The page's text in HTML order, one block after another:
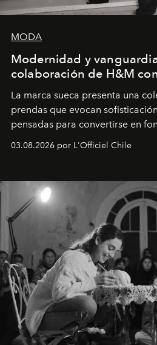
MODA
Modernidad y
colaboración de H&M
La marca sueca presenta una
prendas que evocan
pensadas para convertirse en
Disponible en Chile desde el 6
03.08.2026 por L'Officiel Chile